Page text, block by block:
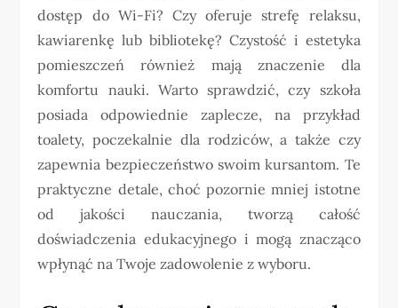
dostęp do Wi-Fi? Czy oferuje strefę relaksu,
kawiarenkę lub bibliotekę? Czystość i estetyka
pomieszczeń również mają znaczenie dla
komfortu nauki. Warto sprawdzić, czy szkoła
posiada odpowiednie zaplecze, na przykład
toalety, poczekalnie dla rodziców, a także czy
zapewnia bezpieczeństwo swoim kursantom. Te
praktyczne detale, choć pozornie mniej istotne
od jakości nauczania, tworzą całość
doświadczenia edukacyjnego i mogą znacząco
wpłynąć na Twoje zadowolenie z wyboru.